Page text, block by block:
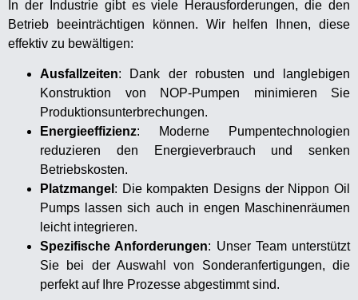
In der Industrie gibt es viele Herausforderungen, die den
Betrieb beeinträchtigen können. Wir helfen Ihnen, diese
effektiv zu bewältigen:
Ausfallzeiten: Dank der robusten und langlebigen
Konstruktion von NOP-Pumpen minimieren Sie
Produktionsunterbrechungen.
Energieeffizienz: Moderne Pumpentechnologien
reduzieren den Energieverbrauch und senken
Betriebskosten.
Platzmangel : Die kompakten Designs der Nippon Oil
Pumps lassen sich auch in engen Maschinenräumen
leicht integrieren.
Spezifische Anforderungen: Unser Team unterstützt
Sie bei der Auswahl von Sonderanfertigungen, die
perfekt auf Ihre Prozesse abgestimmt sind.